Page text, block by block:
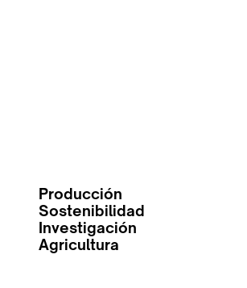
Producción
Sostenibilidad
Investigación
Agricultura